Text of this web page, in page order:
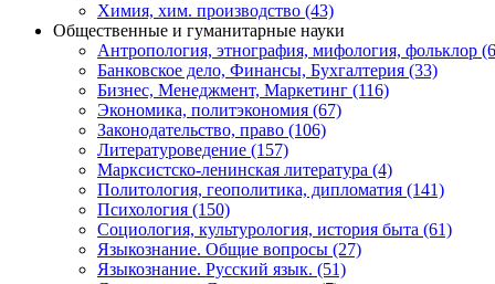
Химия, хим. производство (43)
Общественные и гуманитарные науки
Антропология, этнография, мифология, фольклор
Банковское дело, Финансы, Бухгалтерия (33)
Бизнес, Менеджмент, Маркетинг (116)
Экономика, политэкономия (67)
Законодательство, право (106)
Литературоведение (157)
Марксистско-ленинская литература (4)
Политология, геополитика, дипломатия (141)
Психология (150)
Социология, культурология, история быта (61)
Языкознание. Общие вопросы (27)
Языкознание. Русский язык. (51)